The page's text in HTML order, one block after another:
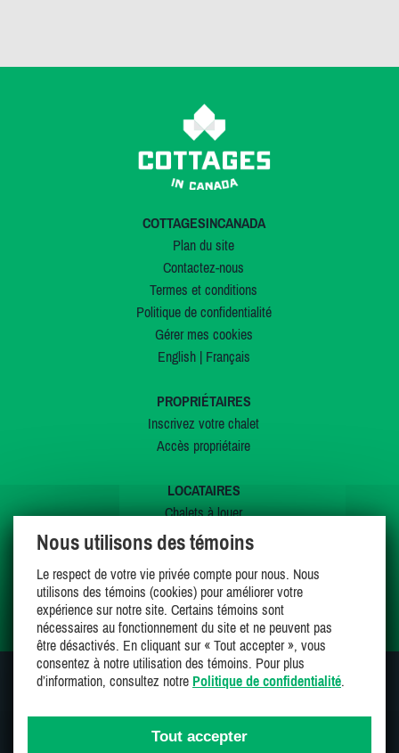
COTTAGESINCANADA
Plan du site
Contactez-nous
Termes et conditions
Politique de confidentialité
Gérer mes cookies
English| Français
PROPRIÉTAIRES
Inscrivez votre chalet
Accès propriétaire
LOCATAIRES
Chalets à louer
Chalets à vendre
Offres spéciales
Mes favoris
SUIVEZ-NOUS SUR
Nous utilisons des témoins
Le respect de votre vie privée compte pour nous. Nous
utilisons des témoins (cookies) pour améliorer votre
expérience sur notre site. Certains témoins sont
nécessaires au fonctionnement du site et ne peuvent pas
être désactivés. En cliquant sur « Tout accepter », vous
consentez à notre utilisation des témoins. Pour plus
d’information, consultez notre Politique de confidentialité.
Tout accepter